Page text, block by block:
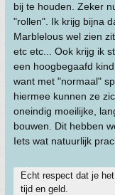
bij te houden. Zeker
"rollen". Ik krijg bijna
Marblelous wel zien
etc etc... Ook krijg ik
een hoogbegaafd
want met "normaal"
hiermee kunnen ze
oneindig moeilijke,
bouwen. Dit hebben
Iets wat natuurlijk
Echt respect dat je
tijd en geld.